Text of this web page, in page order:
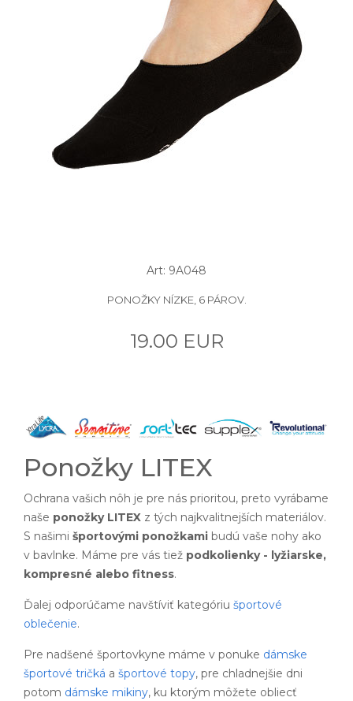
Art: 9A048
PONOŽKY NÍZKE, 6 PÁROV.
19.00 EUR
Ponožky LITEX
Ochrana vašich nôh je pre nás prioritou, preto vyrábame
naše ponožky LITEX z tých najkvalitnejších materiálov.
S našimi športovými ponožkami budú vaše nohy ako
v bavlnke. Máme pre vás tiež podkolienky - lyžiarske,
kompresné alebo fitness.
Ďalej odporúčame navštíviť kategóriu športové
oblečenie.
Pre nadšené športovkyne máme v ponuke dámske
športové tričká a športové topy, pre chladnejšie dni
potom dámske mikiny, ku ktorým môžete obliecť